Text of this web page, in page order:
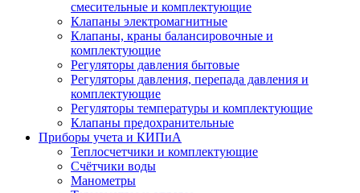
смесительные и комплектующие
Клапаны электромагнитные
Клапаны, краны балансировочные и
комплектующие
Регуляторы давления бытовые
Регуляторы давления, перепада давления и
комплектующие
Регуляторы температуры и комплектующие
Клапаны предохранительные
Приборы учета и КИПиА
Теплосчетчики и комплектующие
Счётчики воды
Манометры